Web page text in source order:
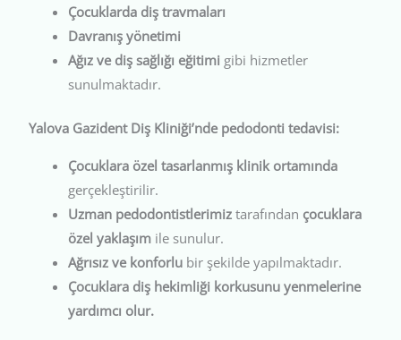
Çocuklarda diş travmaları
Davranış yönetimi
Ağız ve diş sağlığı eğitimi gibi hizmetler
sunulmaktadır.
Yalova Gazident Diş Kliniği’nde pedodonti tedavisi:
Çocuklara özel tasarlanmış klinik ortamında
gerçekleştirilir.
Uzman pedodontistlerimiz tarafından çocuklara
özel yaklaşım ile sunulur.
Ağrısız ve konforlu bir şekilde yapılmaktadır.
Çocuklara diş hekimliği korkusunu yenmelerine
yardımcı olur.